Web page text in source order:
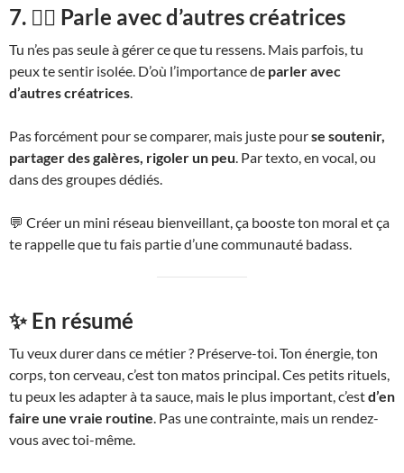
7. 👯‍♀️ Parle avec d’autres créatrices
Tu n’es pas seule à gérer ce que tu ressens. Mais parfois, tu
peux te sentir isolée. D’où l’importance de parler avec
d’autres créatrices.
Pas forcément pour se comparer, mais juste pourse soutenir,
partager des galères, rigoler un peu. Par texto, en vocal, ou
dans des groupes dédiés.
💬 Créer un mini réseau bienveillant, ça booste ton moral et ça
te rappelle que tu fais partie d’une communauté badass.
✨ En résumé
Tu veux durer dans ce métier ? Préserve-toi. Ton énergie, ton
corps, ton cerveau, c’est ton matos principal. Ces petits rituels,
tu peux les adapter à ta sauce, mais le plus important, c’estd’en
faire une vraie routine. Pas une contrainte, mais un rendez-
vous avec toi-même.